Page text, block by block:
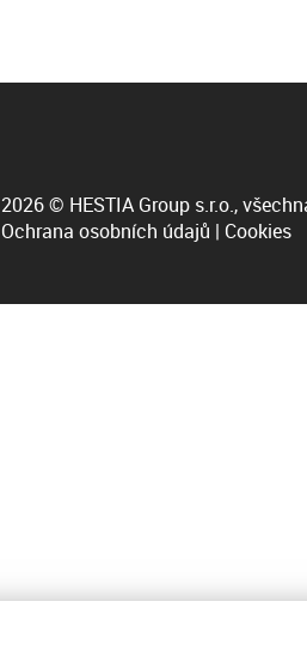
2026 © HESTIA Group s.r.o.,
Ochrana osobních údajů | Cookies